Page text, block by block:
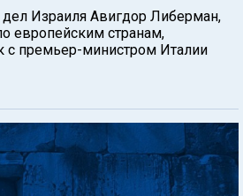
Израиля Авигдор Либерман,
европейским странам,
с премьер-министром Италии